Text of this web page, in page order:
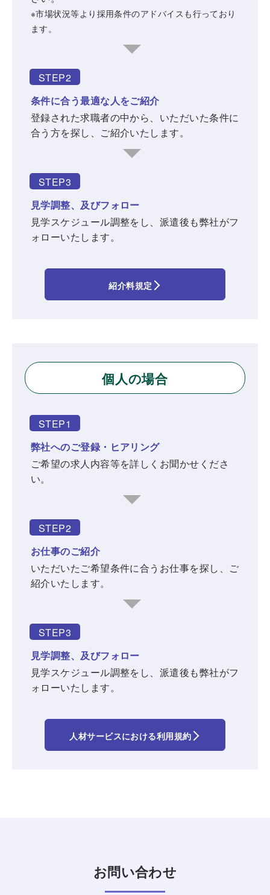
※市場状況等より採用条件のアドバイスも行っており
ます。
STEP2
条件に合う最適な人をご紹介
登録された求職者の中から、いただいた条件に
合う方を探し、ご紹介いたします。
STEP3
見学調整、及びフォロー
見学スケジュール調整をし、派遣後も弊社がフ
ォローいたします。
紹介料規定
個人の場合
STEP1
弊社へのご登録・ヒアリング
ご希望の求人内容等を詳しくお聞かせくださ
い。
STEP2
お仕事のご紹介
いただいたご希望条件に合うお仕事を探し、ご
紹介いたします。
STEP3
見学調整、及びフォロー
見学スケジュール調整をし、派遣後も弊社がフ
ォローいたします。
人材サービスにおける利用規約
お問い合わせ